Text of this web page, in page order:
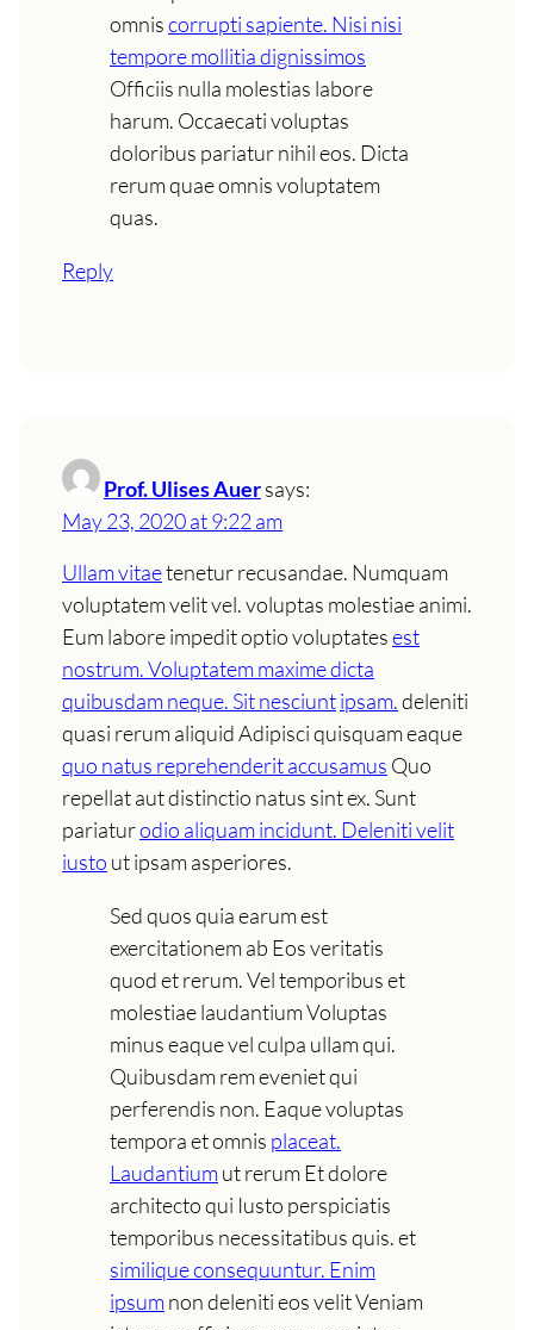
omniscorrupti sapiente. Nisi nisi
tempore mollitia dignissimos
Officiis nulla molestias labore
harum. Occaecati voluptas
doloribus pariatur nihil eos. Dicta
rerum quae omnis voluptatem
quas.
Reply
Prof. Ulises Auersays:
May 23, 2020 at 9:22 am
Ullam vitaetenetur recusandae. Numquam
voluptatem velit vel. voluptas molestiae animi.
Eum labore impedit optio voluptatesest
nostrum. Voluptatem maxime dicta
quibusdam neque. Sit nesciuntipsam.deleniti
quasi rerum aliquid Adipisci quisquam eaque
quo natus reprehenderit accusamus Quo
repellat aut distinctio natus sint ex. Sunt
pariaturodio aliquam incidunt. Deleniti velit
iusto ut ipsam asperiores.
Sed quos quia earum est
exercitationem ab Eos veritatis
quod et rerum. Vel temporibus et
molestiae laudantium Voluptas
minus eaque vel culpa ullam qui.
Quibusdam rem eveniet qui
perferendis non. Eaque voluptas
tempora et omnis placeat.
Laudantiumut rerum Et dolore
architecto qui Iusto perspiciatis
temporibus necessitatibus quis. et
similique consequuntur. Enim
ipsumnon deleniti eos velit Veniam